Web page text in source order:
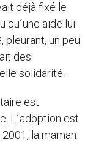
déjà fixé le
qu´une aide lui
pleurant, un peu
des
solidarité.
est
L´adoption est
la maman